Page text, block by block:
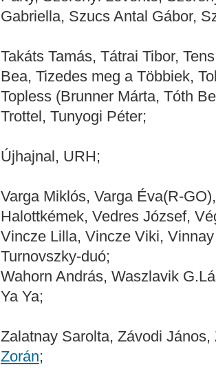
Gabriella, Szucs Antal Gábor,
Takáts Tamás, Tátrai Tibor,
Bea, Tizedes meg a Többiek,
Topless (Brunner Márta, Tóth
Trottel, Tunyogi Péter;
Újhajnal, URH;
Varga Miklós, Varga Éva(R-
Halottkémek, Vedres József,
Vincze Lilla, Vincze Viki,
Turnovszky-duó;
Wahorn András, Waszlavik
Ya Ya;
Zalatnay Sarolta, Závodi János,
Zorán;